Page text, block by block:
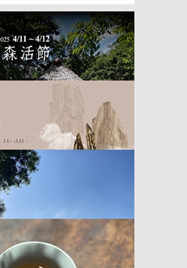
▌慢慢的一切都很好
4/11~4/12
月慶 ▌買三送一
3/1~3/31